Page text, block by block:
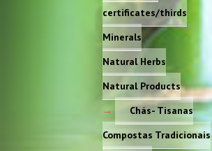
certificates/thirds
Minerals
Natural Herbs
Natural Products
Chás- Tisanas
Compostas Tradicionais